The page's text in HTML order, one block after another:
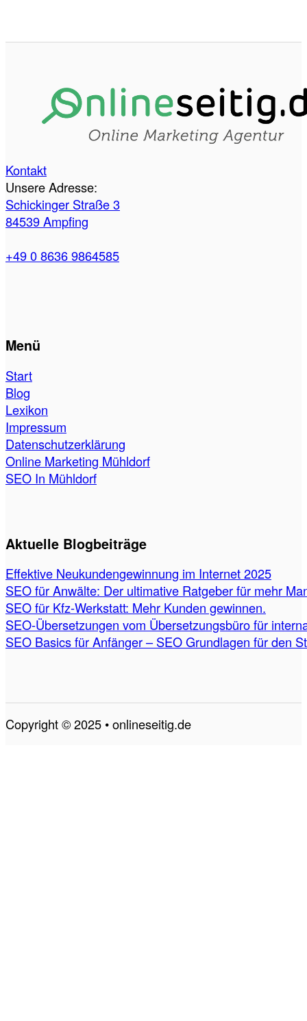
Kontakt
Unsere Adresse:
Schickinger Straße 3
84539 Ampfing
+49 0 8636 9864585
Menü
Start
Blog
Lexikon
Impressum
Datenschutzerklärung
Online Marketing Mühldorf
SEO In Mühldorf
Aktuelle Blogbeiträge
Effektive Neukundengewinnung im Internet 2025
SEO für Anwälte: Der ultimative Ratgeber für mehr
SEO für Kfz-Werkstatt: Mehr Kunden gewinnen.
SEO-Übersetzungen vom Übersetzungsbüro für
SEO Basics für Anfänger – SEO Grundlagen für den
Copyright © 2025 • onlineseitig.de